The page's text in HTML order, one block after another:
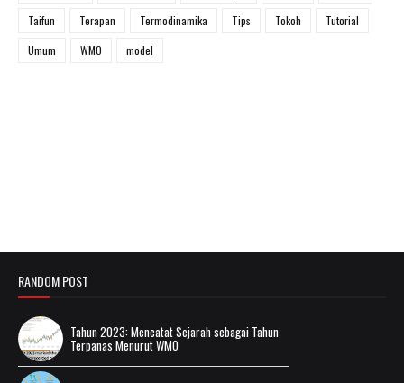
Taifun
Terapan Termodinamika Tips Tokoh
Tutorial
Umum
WMO model
RANDOM POST
Tahun 2023: Mencatat Sejarah sebagai Tahun
Terpanas Menurut WMO